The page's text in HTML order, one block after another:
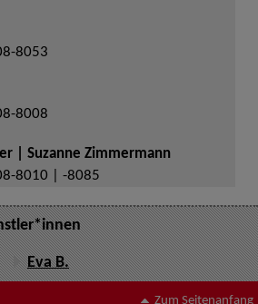
8053
8008
| Suzanne Zimmermann
8010 | -8085
Eva B.
Zum Seitenanfang